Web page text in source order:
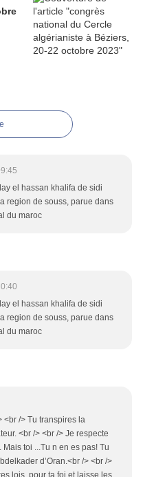
el hassan khalifa de sidi
region de souss, parue dans
du maroc
el hassan khalifa de sidi
region de souss, parue dans
du maroc
<br /> Tu transpires la
<br /> <br /> Je respecte
toi ...Tu n en es pas! Tu
d’Oran.<br /> <br />
lois, pour ta foi et laisse les